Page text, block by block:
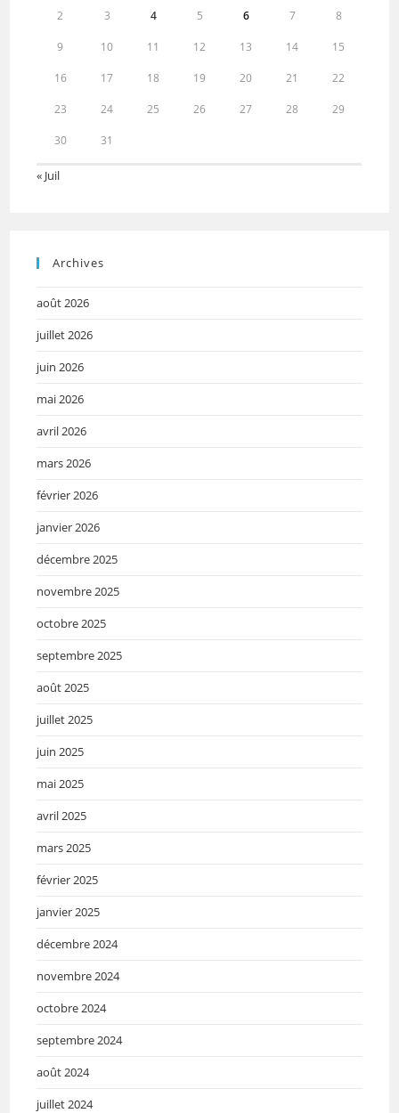
2 3 4 5 6 7 8
9 10 11 12 13 14 15
16 17 18 19 20 21 22
23 24 25 26 27 28 29
30 31
« Juil
Archives
août 2026
juillet 2026
juin 2026
mai 2026
avril 2026
mars 2026
février 2026
janvier 2026
décembre 2025
novembre 2025
octobre 2025
septembre 2025
août 2025
juillet 2025
juin 2025
mai 2025
avril 2025
mars 2025
février 2025
janvier 2025
décembre 2024
novembre 2024
octobre 2024
septembre 2024
août 2024
juillet 2024